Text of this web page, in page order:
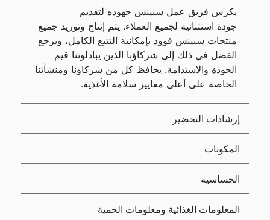
يكرس فريق عمل سبينس جهوده لتقديم
جودة استثنائية لجميع العملاء. يتم إنتاج وتوريد جميع
منتجات سبينس فوود بإمكانية التتبع الكامل، ويرجع
الفضل في ذلك إلى شركاؤنا الذين يبادلوننا قيم
الجودة والاستدامة. يحافظ كل من شركاؤنا ومنشآتنا
الخاصة على أعلى معايير سلامة الأغذية.
إرشادات التحضير
المكونات
الحساسية
المعلومات الغذائية ومعلومات الحمية